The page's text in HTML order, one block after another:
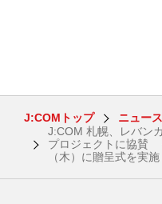
J:COMトップ
ニュー
J:COM 札幌、レバン
プロジェクトに協賛
（木）に贈呈式を実施